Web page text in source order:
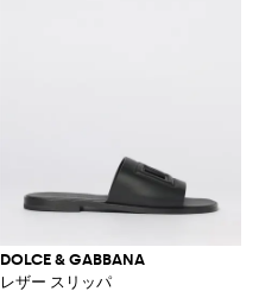
DOLCE & GABBANA
レザー スリッパ